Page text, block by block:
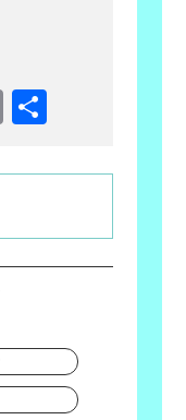
Copy